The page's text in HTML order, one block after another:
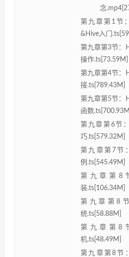
念
第九章第1节
&Hive入门
第九章第3节：
操作.ts[73.59M]
第九章第4节：
接.ts[789.43M]
第九章第5节：
函数.ts[700.93M]
第九章第6节
巧.ts[579.32M]
第九章第7节
例.ts[545.49M]
第九章第8
装.ts[106.34M]
第九章第8
统.ts[58.88M]
第九章第8
机.ts[48.49M]
第九章第8节